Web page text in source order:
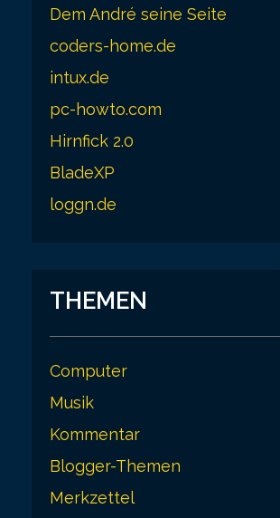
g
n
a
n
Dem André seine Seite
coders-home.de
intux.de
pc-howto.com
Hirnfick 2.0
BladeXP
loggn.de
THEMEN
Computer
Musik
Kommentar
Blogger-Themen
Merkzettel